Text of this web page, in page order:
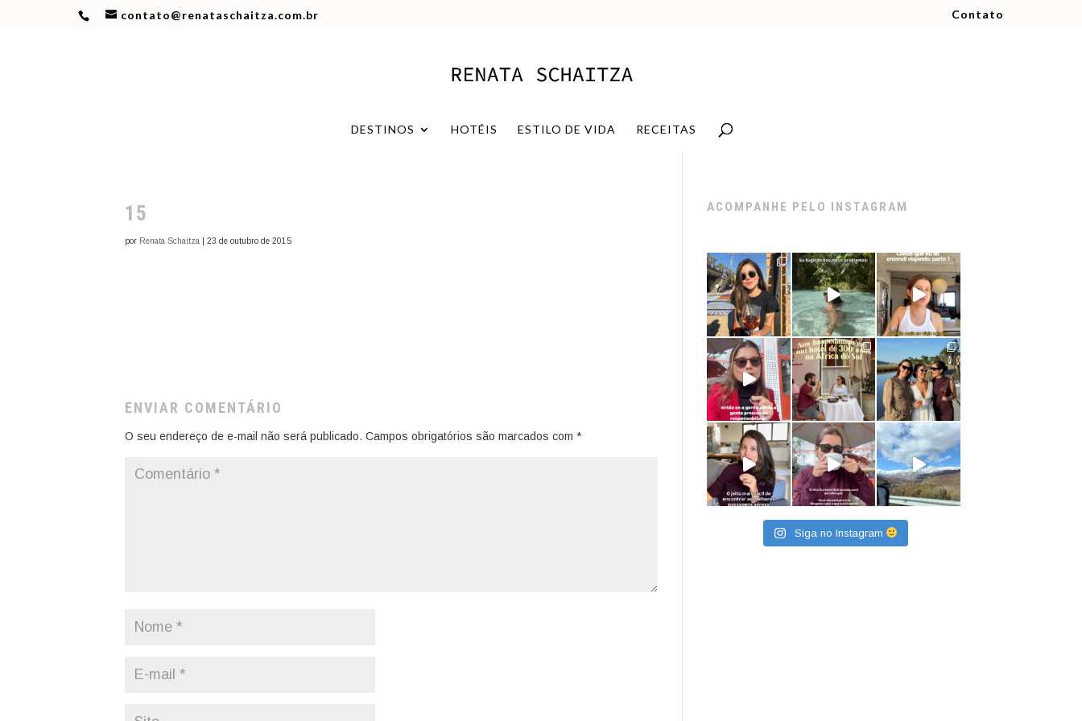
contato@renataschaitza.com.br Contato
DESTINOS HOTÉIS ESTILO DE VIDA RECEITAS
15
por Renata Schaitza 23 de outubro de 2015
ENVIAR COMENTÁRIO
O seu endereço de e-mail não será publicado. Campos obrigatórios são marcados com *
ACOMPANHE PELO INSTAGRAM
Siga no Instagram